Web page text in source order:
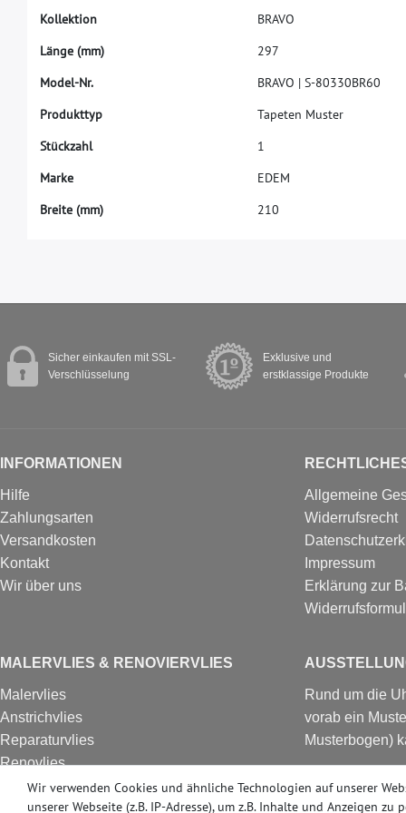
Kollektion BRAVO
Länge (mm) 297
Model-Nr. BRAVO | S-80330BR60
Produkttyp Tapeten Muster
Stückzahl
1
Marke EDEM
Breite (mm) 210
Sicher einkaufen mit SSL-
Verschlüsselung
Exklusive und
erstklassige Produkte
INFORMATIONEN
Hilfe
Zahlungsarten
Versandkosten
Kontakt
Wir über uns
Allgemeine
Widerrufsrecht
Impressum
Erklärung zur
MALERVLIES & RENOVIERVLIES
Malervlies
Anstrichvlies
Reparaturvlies
Renovlies
Renoviervlies
HomeVlies
Rund um die
vorab ein
Musterbogen)
in Erkrath bei
Wir verwenden Cookies und ähnliche Technologien auf unserer
unserer Webseite (z.B. IP-Adresse), um z.B. Inhalte und Anzeigen